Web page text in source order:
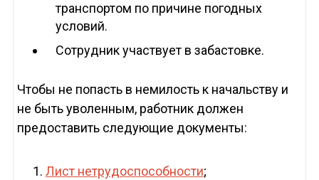
транспортом по причине погодных
условий.
Сотрудник участвует в забастовке.
Чтобы не попасть в немилость к начальству и
не быть уволенным, работник должен
предоставить следующие документы:
Лист нетрудоспособности;